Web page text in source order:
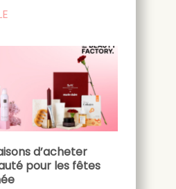
d’acheter
pour les fêtes